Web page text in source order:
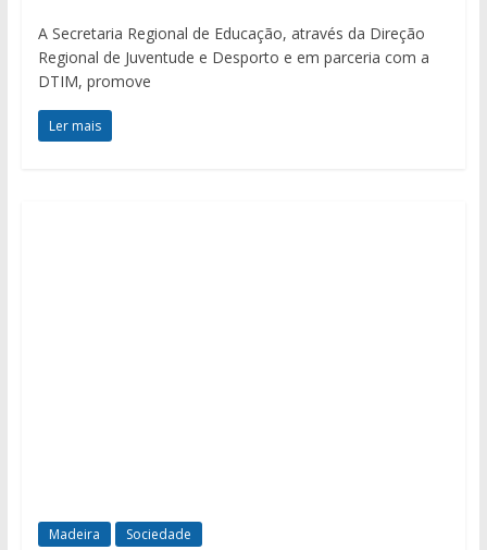
A Secretaria Regional de Educação, através da Direção
Regional de Juventude e Desporto e em parceria com a
DTIM, promove
Ler mais
Madeira Sociedade